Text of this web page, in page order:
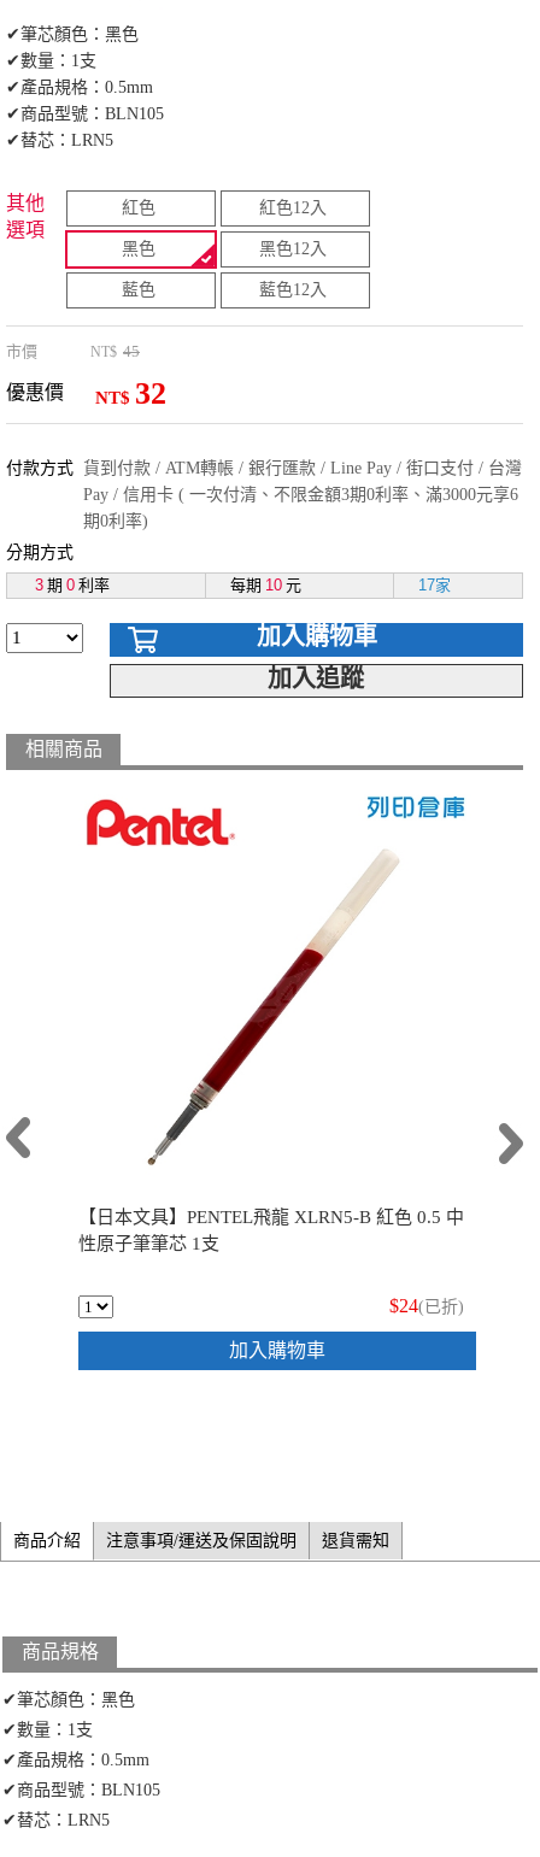
✔筆芯顏色：黑色
✔數量：1支
✔產品規格：0.5mm
✔商品型號：BLN105
✔替芯：LRN5
其他
選項
紅色 紅色12入
黑色 黑色12入
藍色 藍色12入
市價 NT$ 45
優惠價 NT$ 32
付款方式 貨到付款 / ATM轉帳 / 銀行匯款 / Line Pay / 街口支付 / 台灣
Pay / 信用卡 ( 一次付清、不限金額3期0利率、滿3000元享6
期0利率)
分期方式
3 期 0 利率 每期 10 元 17家
加入購物車
加入追蹤
相關商品
【日本文具】PENTEL飛龍 XLRN5-B 紅色 0.5 中
性原子筆筆芯 1支
$24(已折)
加入購物車
商品介紹 注意事項/運送及保固說明 退貨需知
商品規格
✔筆芯顏色：黑色
✔數量：1支
✔產品規格：0.5mm
✔商品型號：BLN105
✔替芯：LRN5